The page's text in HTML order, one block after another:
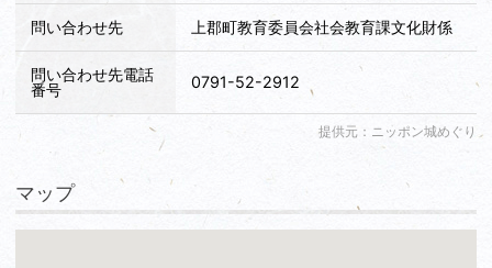
問い合わせ先 上郡町教育委員会社会教育課文化財係
問い合わせ先電話
番号
0791-52-2912
提供元：ニッポン城めぐり
マップ